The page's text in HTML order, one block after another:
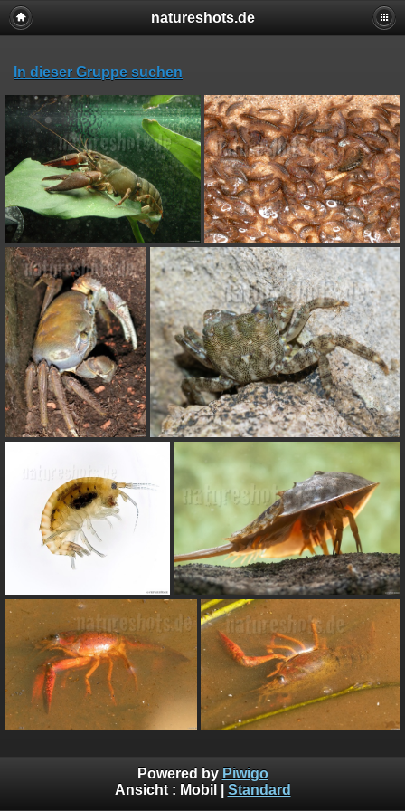
natureshots.de
In dieser Gruppe suchen
Powered by Piwigo
Ansicht : Mobil Standard